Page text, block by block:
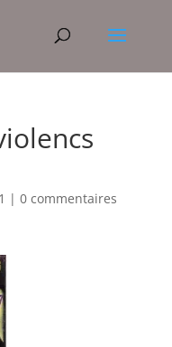
| 0 commentaires